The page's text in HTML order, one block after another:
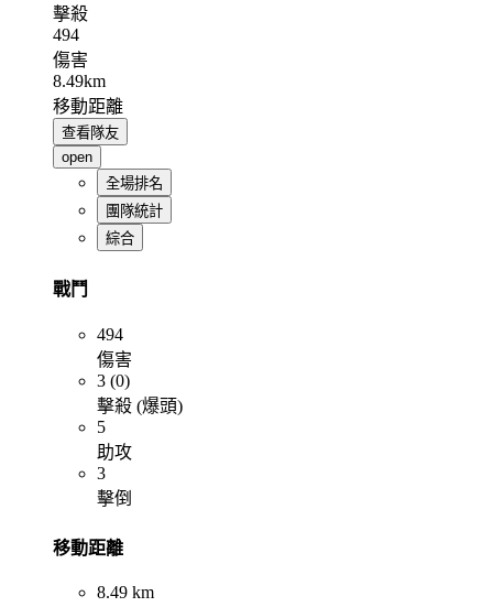
擊殺
494
傷害
8.49km
移動距離
查看隊友
open
全場排名
團隊統計
綜合
戰鬥
494
傷害
3 (0)
擊殺 (爆頭)
5
助攻
3
擊倒
移動距離
8.49 km